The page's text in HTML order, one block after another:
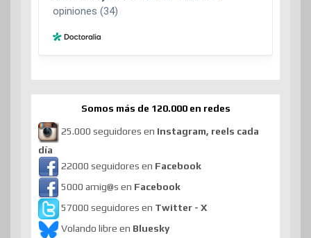
Somos más de 120.000 en redes
25.000 seguidores en Instagram, reels cada
día
22000 seguidores en Facebook
5000 amig@s en Facebook
57000 seguidores en Twitter - X
Volando libre en Bluesky